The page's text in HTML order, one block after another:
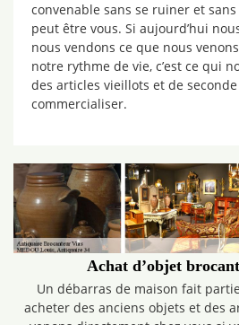
convenable sans se ruiner et
peut être vous. Si aujourd’hui
nous vendons ce que nous
notre rythme de vie, c’est ce qui
des articles vieillots et de
commercialiser.
Achat d’objet
Un débarras de maison fait
acheter des anciens objets et des